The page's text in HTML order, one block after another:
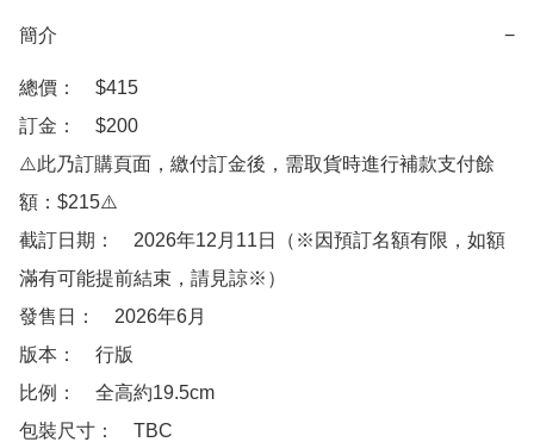
簡介 −
總價：　$415
訂金：　$200
⚠️此乃訂購頁面，繳付訂金後，需取貨時進行補款支付餘
額：$215⚠️
截訂日期：　2026年12月11日（※因預訂名額有限，如額
滿有可能提前結束，請見諒※）
發售日：　2026年6月
版本：　行版
比例：　全高約19.5cm
包裝尺寸：　TBC